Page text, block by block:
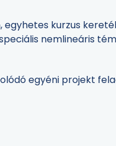
kurzus
nemlineáris
egyéni projekt